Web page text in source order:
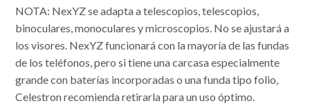
NOTA: NexYZ se adapta a telescopios, telescopios,
binoculares, monoculares y microscopios. No se ajustará a
los visores. NexYZ funcionará con la mayoría de las fundas
de los teléfonos, pero si tiene una carcasa especialmente
grande con baterías incorporadas o una funda tipo folio,
Celestron recomienda retirarla para un uso óptimo.